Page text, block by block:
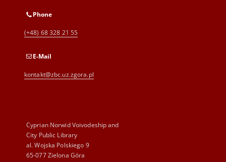
Phone
(+48) 68 328 21 55
E-Mail
kontakt@zbc.uz.zgora.pl
Cyprian Norwid Voivodeship and
City Public Library
al. Wojska Polskiego 9
65-077 Zielona Góra